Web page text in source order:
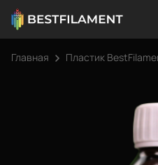
Главная Пластик